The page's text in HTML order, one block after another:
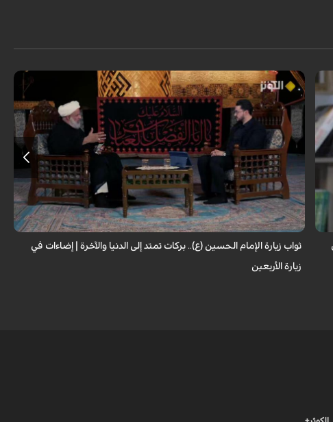
لا تقتصر زيارة الإمام الحسين (عليه السلام) على أداء شعيرةٍ إيمانية، بل تحمل في
طياتها ثوابًا عظيمًا وآثارًا مباركة تنعكس على حياة الزائر. فما هي النعم...
ثواب زيارة الإمام الحسين (ع).. بركات تمتد إلى الدنيا والآخرة | إضاءات في
زيارة الأربعين